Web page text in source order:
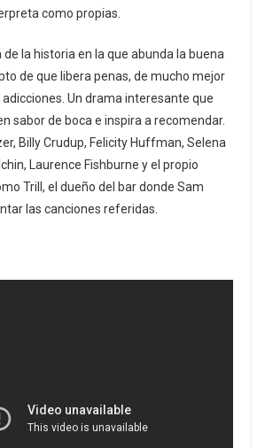
como propias.
de la historia en la que abunda la buena
de que libera penas, de mucho mejor
Un drama interesante que
sabor de boca e inspira a recomendar.
Billy Crudup, Felicity Huffman, Selena
Laurence Fishburne y el propio
Trill, el dueño del bar donde Sam
las canciones referidas.